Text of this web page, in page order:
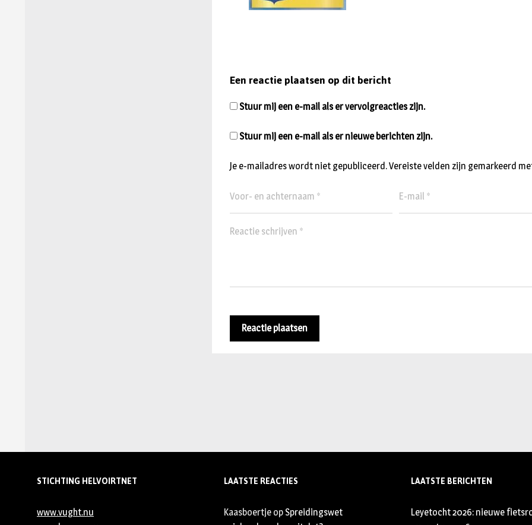
Een reactie plaatsen op dit bericht
Je e-mailadres wordt niet gepubliceerd.Vereiste velden zijn gemarkeerd
Stuur mij een e-mail als er vervolgreacties zijn.
Stuur mij een e-mail als er nieuwe berichten zijn.
STICHTING HELVOIRTNET
www.vught.nu
LAATSTE REACTIES
Kaasboertje op Spreidingswet
LAATSTE BERICHTEN
Leyetocht 2026: nieuwe